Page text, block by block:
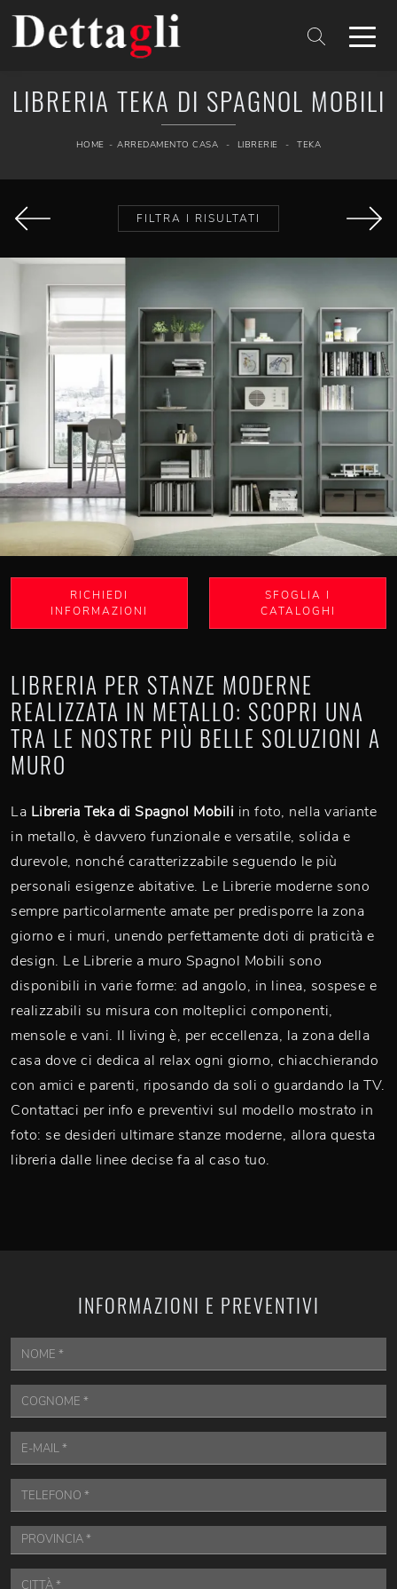
LIBRERIA TEKA DI SPAGNOL MOBILI
HOME - ARREDAMENTO CASA - LIBRERIE - TEKA
FILTRA I RISULTATI
RICHIEDI
INFORMAZIONI
SFOGLIA I
CATALOGHI
LIBRERIA PER STANZE MODERNE
REALIZZATA IN METALLO: SCOPRI UNA
TRA LE NOSTRE PIÙ BELLE SOLUZIONI A
MURO
La Libreria Teka di Spagnol Mobili in foto, nella variante
in metallo, è davvero funzionale e versatile, solida e
durevole, nonché caratterizzabile seguendo le più
personali esigenze abitative. Le Librerie moderne sono
sempre particolarmente amate per predisporre la zona
giorno e i muri, unendo perfettamente doti di praticità e
design. Le Librerie a muro Spagnol Mobili sono
disponibili in varie forme: ad angolo, in linea, sospese e
realizzabili su misura con molteplici componenti,
mensole e vani. Il living è, per eccellenza, la zona della
casa dove ci dedica al relax ogni giorno, chiacchierando
con amici e parenti, riposando da soli o guardando la TV.
Contattaci per info e preventivi sul modello mostrato in
foto: se desideri ultimare stanze moderne, allora questa
libreria dalle linee decise fa al caso tuo.
INFORMAZIONI E PREVENTIVI